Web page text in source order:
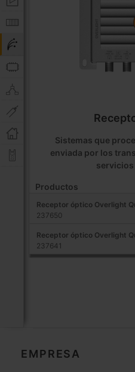
Sistemas que
enviada por los
servicios
Productos
Receptor óptico Overlight
237650
Receptor óptico Overlight
237641
EMPRESA